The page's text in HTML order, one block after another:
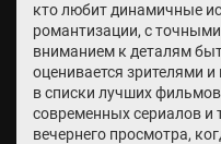
кто любит динамичные
романтизации, с
вниманием к деталям
оценивается зрителями
в списки лучших
современных сериалов и
вечернего просмотра,